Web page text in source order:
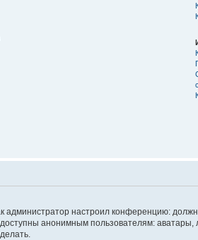
администратор настроил конференцию:
анонимным пользователям: